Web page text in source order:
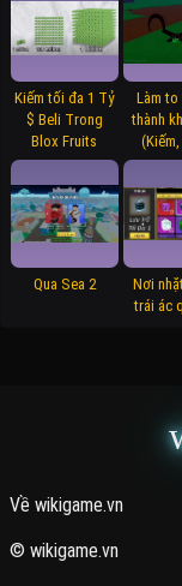
Kiếm tối đa 1 Tỷ
$ Beli Trong
Blox Fruits
Làm to
thành
Qua Sea 2
Nơi
trái ác
Về wikigame.vn
© wikigame.vn